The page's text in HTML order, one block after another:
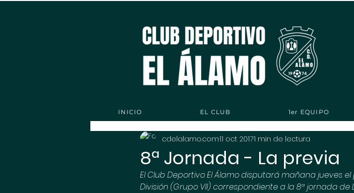
INICIO EL CLUB 1er EQUIPO
8ª Jornada - La previa
cdelalamo.com11 oct 20171 min de lectura
El Club Deportivo El Álamo disputará mañana jueves
División (Grupo VII) correspondiente a la 8ª jornada de